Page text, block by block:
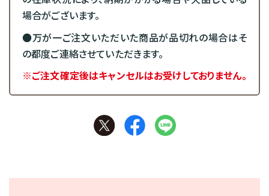
場合がございます。
●万が一ご注文いただいた商品が品切れの場合はそ
の都度ご連絡させていただきます。
※ご注文確定後はキャンセルはお受けしておりません。